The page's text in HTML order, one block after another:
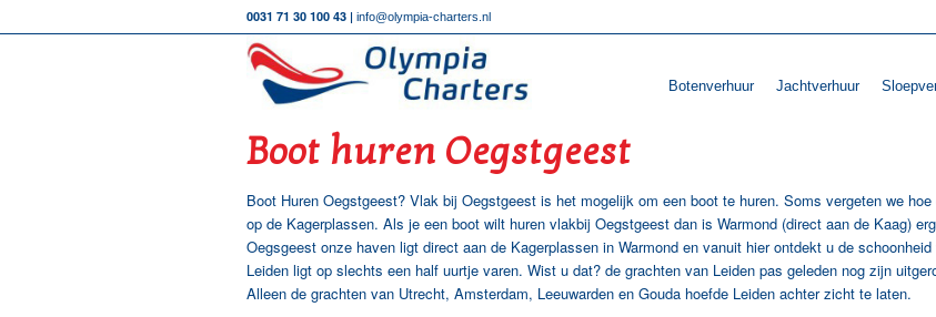
0031 71 30 100 43 | info@olympia-charters.nl
Botenverhuur Jachtverhuur
Boot huren Oegstgeest
Boot Huren Oegstgeest? Vlak bij Oegstgeest is het mogelijk om een boot te huren. Soms vergeten we
op de Kagerplassen. Als je een boot wilt huren vlakbij Oegstgeest dan is Warmond (direct aan de Kaag)
Oegsgeest onze haven ligt direct aan de Kagerplassen in Warmond en vanuit hier ontdekt u de
Leiden ligt op slechts een half uurtje varen. Wist u dat? de grachten van Leiden pas geleden nog zijn
Alleen de grachten van Utrecht, Amsterdam, Leeuwarden en Gouda hoefde Leiden achter zicht te laten.